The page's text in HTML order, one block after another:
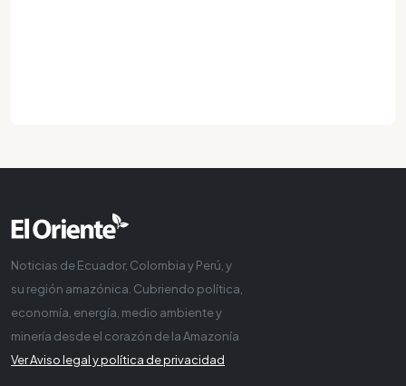
Noticias de Ecuador, Colombia y Perú, y
su región amazónica. Cubriendo política,
economía, energía, medio ambiente y
minería desde el corazón de la Amazonía
Ver Aviso legal y política de privacidad